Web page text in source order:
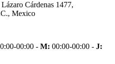
Cárdenas 1477,
Mexico
00:00 - M: 00:00-00:00 - J: